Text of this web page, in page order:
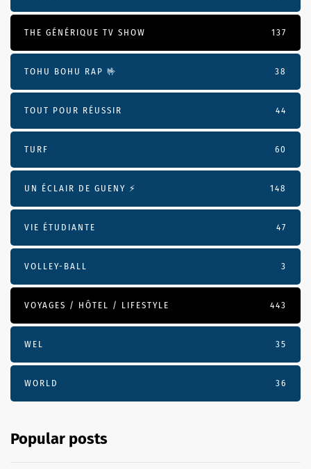
THE GÉNÉRIQUE TV SHOW 137
TOHU BOHU RAP 🤟 38
TOUT POUR RÉUSSIR 44
TURF 60
UN ÉCLAIR DE GUENY ⚡️ 148
VIE ÉTUDIANTE 47
VOLLEY-BALL 3
VOYAGES / HÔTEL / LIFESTYLE 443
WEL 35
WORLD 36
Popular posts